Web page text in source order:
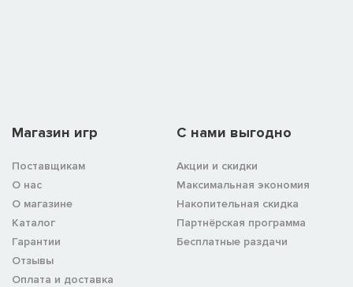
Магазин игр
Поставщикам
О нас
О магазине
Каталог
Гарантии
Отзывы
Оплата и доставка
C нами выгодно
Акции и скидки
Максимальная экономия
Накопительная скидка
Партнёрская программа
Бесплатные раздачи